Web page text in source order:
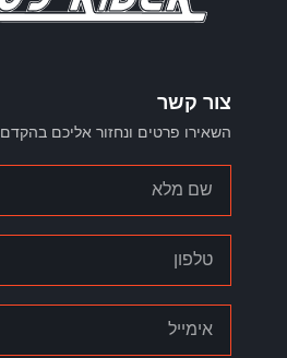
צור קשר
השאירו פרטים ונחזור אליכם בהקדם